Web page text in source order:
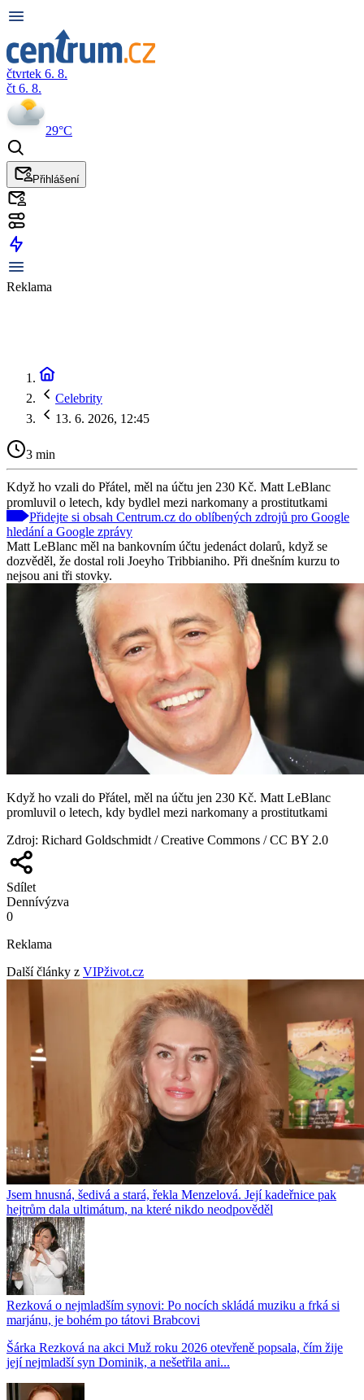
čtvrtek 6. 8.
čt 6. 8.
29°C
Přihlášení
Reklama
Celebrity
13. 6. 2026, 12:45
3 min
Když ho vzali do Přátel, měl na účtu jen 230 Kč. Matt LeBlanc
promluvil o letech, kdy bydlel mezi narkomany a prostitutkami
Přidejte si obsah Centrum.cz do oblíbených zdrojů pro Google
hledání a Google zprávy
Matt LeBlanc měl na bankovním účtu jedenáct dolarů, když se
dozvěděl, že dostal roli Joeyho Tribbianiho. Při dnešním kurzu to
nejsou ani tři stovky.
Když ho vzali do Přátel, měl na účtu jen 230 Kč. Matt LeBlanc
promluvil o letech, kdy bydlel mezi narkomany a prostitutkami
Zdroj: Richard Goldschmidt / Creative Commons / CC BY 2.0
Sdílet
Dennívýzva
0
Reklama
Další články z VIPživot.cz
Jsem hnusná, šedivá a stará, řekla Menzelová. Její kadeřnice pak
hejtrům dala ultimátum, na které nikdo neodpověděl
Rezková o nejmladším synovi: Po nocích skládá muziku a frká si
marjánu, je bohém po tátovi Brabcovi
Šárka Rezková na akci Muž roku 2026 otevřeně popsala, čím žije
její nejmladší syn Dominik, a nešetřila ani...